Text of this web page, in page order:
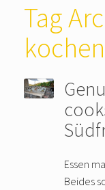
Tag
kochen
Essen
Beides